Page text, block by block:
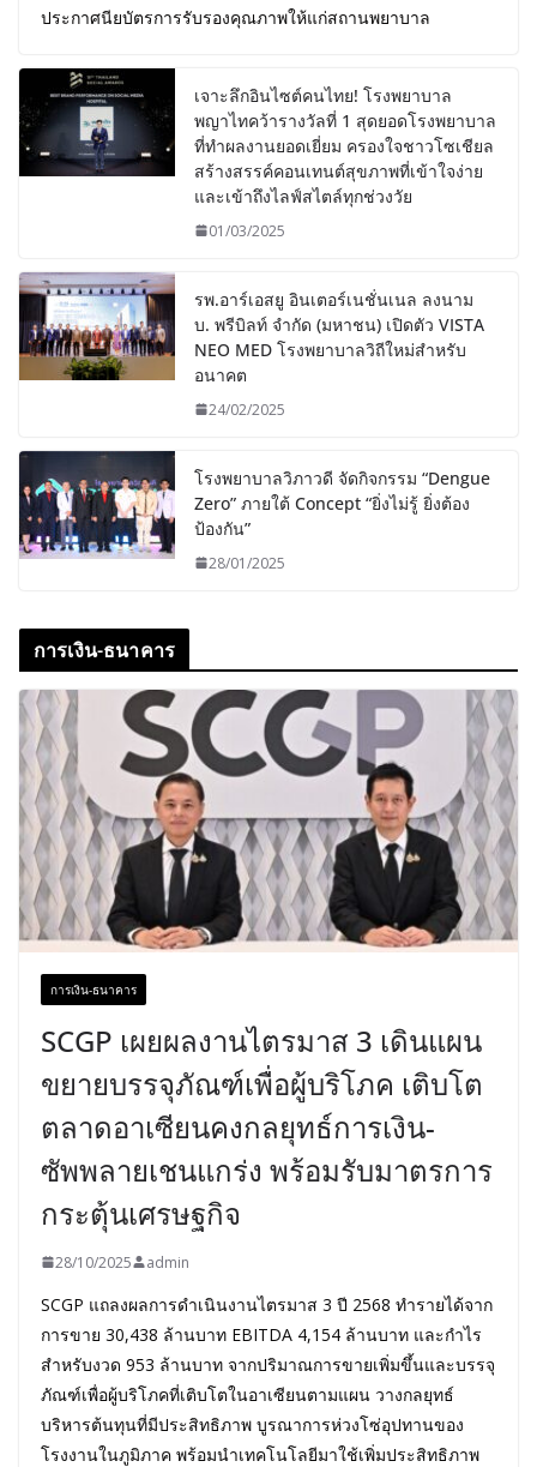
ประกาศนียบัตรการรับรองคุณภาพให้แก่สถานพยาบาล
เจาะลึกอินไซต์คนไทย! โรงพยาบาล
พญาไทคว้ารางวัลที่ 1 สุดยอดโรงพยาบาล
ที่ทำผลงานยอดเยี่ยม ครองใจชาวโซเชียล
สร้างสรรค์คอนเทนต์สุขภาพที่เข้าใจง่าย
และเข้าถึงไลฟ์สไตล์ทุกช่วงวัย
01/03/2025
รพ.อาร์เอสยู อินเตอร์เนชั่นเนล ลงนาม
บ. พรีบิลท์ จํากัด (มหาชน) เปิดตัว VISTA
NEO MED โรงพยาบาลวิถีใหม่สำหรับ
อนาคต
24/02/2025
โรงพยาบาลวิภาวดี จัดกิจกรรม “Dengue
Zero” ภายใต้ Concept “ยิ่งไม่รู้ ยิ่งต้อง
ป้องกัน”
28/01/2025
การเงิน-ธนาคาร
การเงิน-ธนาคาร
SCGP เผยผลงานไตรมาส 3 เดินแผน
ขยายบรรจุภัณฑ์เพื่อผู้บริโภค เติบโต
ตลาดอาเซียนคงกลยุทธ์การเงิน-
ซัพพลายเชนแกร่ง พร้อมรับมาตรการ
กระตุ้นเศรษฐกิจ
28/10/2025 admin
SCGP แถลงผลการดำเนินงานไตรมาส 3 ปี 2568 ทำรายได้จาก
การขาย 30,438 ล้านบาท EBITDA 4,154 ล้านบาท และกำไร
สำหรับงวด 953 ล้านบาท จากปริมาณการขายเพิ่มขึ้นและบรรจุ
ภัณฑ์เพื่อผู้บริโภคที่เติบโตในอาเซียนตามแผน วางกลยุทธ์
บริหารต้นทุนที่มีประสิทธิภาพ บูรณาการห่วงโซ่อุปทานของ
โรงงานในภูมิภาค พร้อมนำเทคโนโลยีมาใช้เพิ่มประสิทธิภาพ